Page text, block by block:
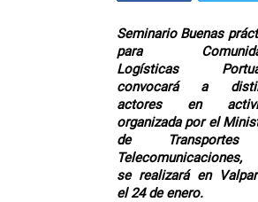
Seminario Buenas
para
Logísticas
convocará a
actores en
organizada por el
de
Telecomunicaciones,
se realizará en
el 24 de enero.